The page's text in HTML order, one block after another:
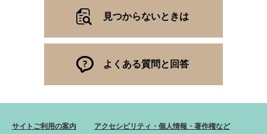
見つからないときは
よくある質問と回答
サイトご利用の案内
アクセシビリティ・個人情報・著作権など